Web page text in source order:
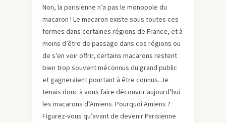
Non, la parisienne n’a pas le monopole du
macaron ! Le macaron existe sous toutes ces
formes dans certaines régions de France, et à
moins d’être de passage dans ces régions ou
de s’en voir offrir, certains macarons restent
bien trop souvent méconnus du grand public
et gagneraient pourtant à être connus. Je
tenais donc à vous faire découvrir aujourd’hui
les macarons d’Amiens. Pourquoi Amiens ?
Figurez-vous qu’avant de devenir Parisienne